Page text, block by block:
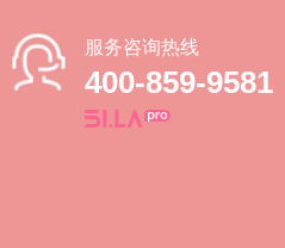
服务咨询热线
400-859-9581